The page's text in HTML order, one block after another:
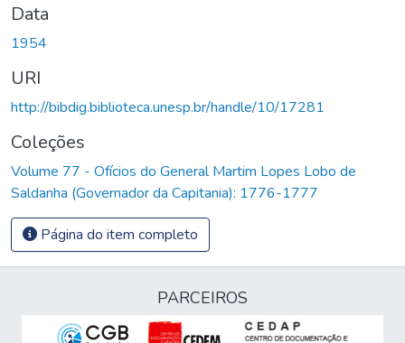
Data
1954
URI
http://bibdig.biblioteca.unesp.br/handle/10/17281
Coleções
Volume 77 - Ofícios do General Martim Lopes Lobo de
Saldanha (Governador da Capitania): 1776-1777
Página do item completo
PARCEIROS